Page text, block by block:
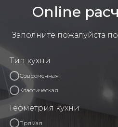
Online
Заполните пожалуйста
Тип кухни
Современная
Классическая
Геометрия кухни
Прямая